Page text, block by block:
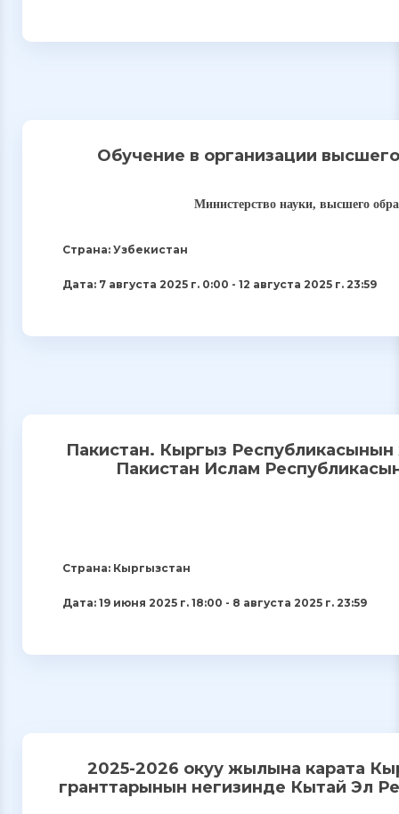
Обучение в организации
Министерство науки, высшего
Страна: Узбекистан
Дата: 7 августа 2025 г. 0:00 - 12 августа 2025 г. 23:59
Пакистан. Кыргыз Республикасынын
Пакистан Ислам
Страна: Кыргызстан
Дата: 19 июня 2025 г. 18:00 - 8 августа 2025 г. 23:59
2025-2026 окуу жылына карата
гранттарынын негизинде Кытай Эл